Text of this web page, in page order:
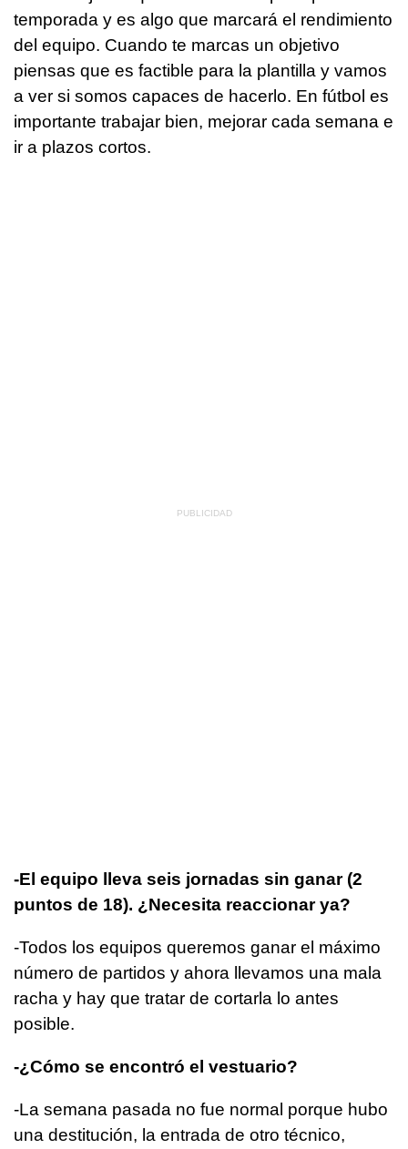
temporada y es algo que marcará el rendimiento
del equipo. Cuando te marcas un objetivo
piensas que es factible para la plantilla y vamos
a ver si somos capaces de hacerlo. En fútbol es
importante trabajar bien, mejorar cada semana e
ir a plazos cortos.
-El equipo lleva seis jornadas sin ganar (2
puntos de 18). ¿Necesita reaccionar ya?
-Todos los equipos queremos ganar el máximo
número de partidos y ahora llevamos una mala
racha y hay que tratar de cortarla lo antes
posible.
-¿Cómo se encontró el vestuario?
-La semana pasada no fue normal porque hubo
una destitución, la entrada de otro técnico,